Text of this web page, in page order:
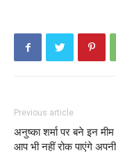
Previous article
अनुष्का शर्मा पर बने इन
आप भी नहीं रोक पाएंगे